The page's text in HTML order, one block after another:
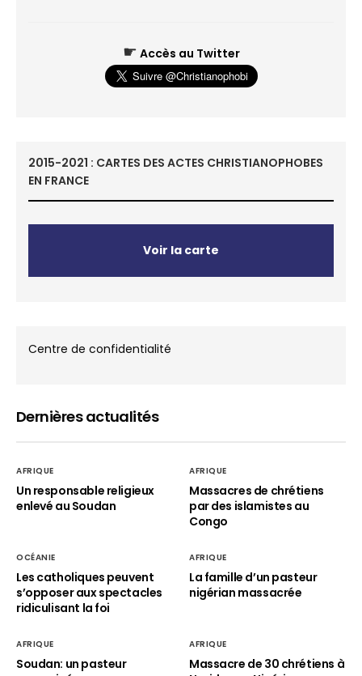
☛ Accès au Twitter
2015-2021 : CARTES DES ACTES CHRISTIANOPHOBES
EN FRANCE
Voir la carte
Centre de confidentialité
Dernières actualités
AFRIQUE
Un responsable religieux
enlevé au Soudan
AFRIQUE
Massacres de chrétiens
par des islamistes au
Congo
OCÉANIE
Les catholiques peuvent
s’opposer aux spectacles
ridiculisant la foi
AFRIQUE
La famille d’un pasteur
nigérian massacrée
AFRIQUE
Soudan: un pasteur
AFRIQUE
Massacre de 30 chrétiens à